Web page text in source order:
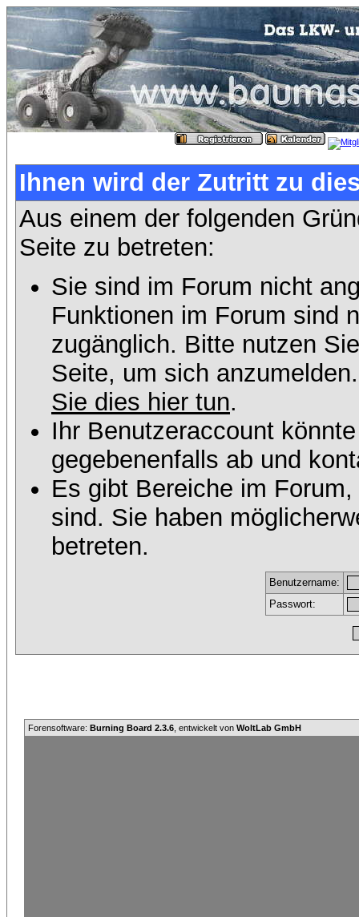
Ihnen wird der Zutritt zu
Aus einem der folgenden
Seite zu betreten:
Sie sind im Forum nicht
Funktionen im Forum sind
zugänglich. Bitte nutzen
Seite, um sich
Sie dies hier tun.
Ihr Benutzeraccount
gegebenenfalls ab und
Es gibt Bereiche im
sind. Sie haben
betreten.
Benutzername:
Passwort:
Forensoftware: Burning Board 2.3.6 , entwickelt von WoltLab GmbH